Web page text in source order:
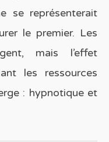
se représenterait
le premier. Les
mais l’effet
les ressources
: hypnotique et